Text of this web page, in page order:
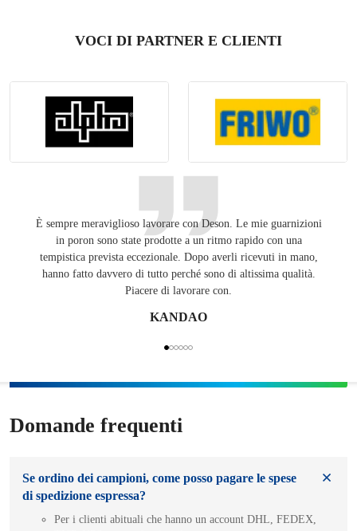
VOCI DI PARTNER E CLIENTI
È sempre meraviglioso lavorare con Deson. Le mie guarnizioni
in poron sono state prodotte a un ritmo rapido con una
tempistica prevista eccezionale. Dopo averli ricevuti in mano,
hanno fatto davvero di tutto perché sono di altissima qualità.
Piacere di lavorare con.
KANDAO
Domande frequenti
Se ordino dei campioni, come posso pagare le spese
di spedizione espressa?
Per i clienti abituali che hanno un account DHL, FEDEX,